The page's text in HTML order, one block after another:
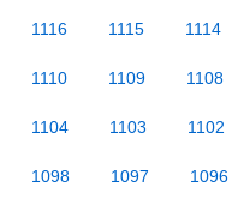
1116 1115 1114
1110 1109 1108
1104 1103 1102
1098 1097 1096